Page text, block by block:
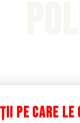
PE CARE LE